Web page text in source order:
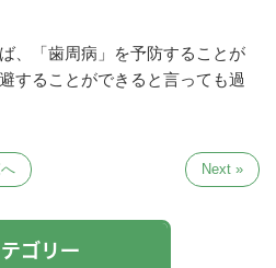
、「歯周病」を予防することが
することができると言っても過
Next »
ゴリー